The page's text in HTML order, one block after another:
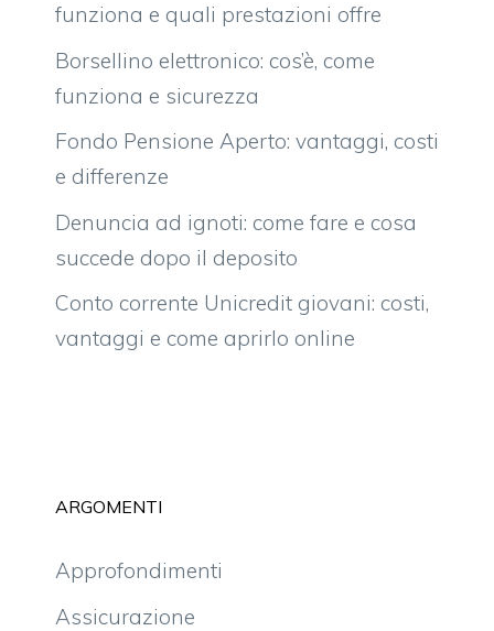
funziona e quali prestazioni offre
Borsellino elettronico: cos’è, come
funziona e sicurezza
Fondo Pensione Aperto: vantaggi, costi
e differenze
Denuncia ad ignoti: come fare e cosa
succede dopo il deposito
Conto corrente Unicredit giovani: costi,
vantaggi e come aprirlo online
ARGOMENTI
Approfondimenti
Assicurazione